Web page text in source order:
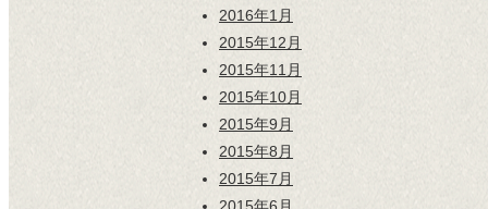
2016年1月
2015年12月
2015年11月
2015年10月
2015年9月
2015年8月
2015年7月